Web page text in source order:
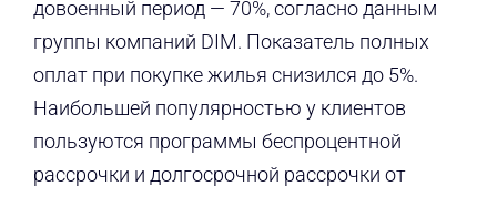
довоенный период — 70%, согласно данным
группы компаний DIM. Показатель полных
оплат при покупке жилья снизился до 5%.
Наибольшей популярностью у клиентов
пользуются программы беспроцентной
рассрочки и долгосрочной рассрочки от